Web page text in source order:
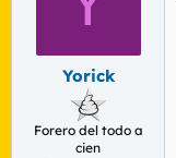
Yorick
Forero del todo a
cien